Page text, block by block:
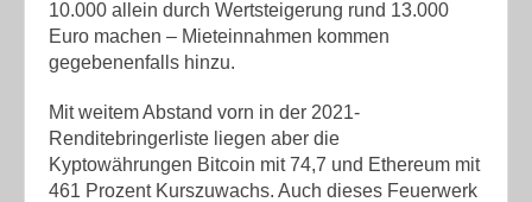
10.000 allein durch Wertsteigerung rund 13.000
Euro machen – Mieteinnahmen kommen
gegebenenfalls hinzu.
Mit weitem Abstand vorn in der 2021-
Renditebringerliste liegen aber die
Kyptowährungen Bitcoin mit 74,7 und Ethereum mit
461 Prozent Kurszuwachs. Auch dieses Feuerwerk